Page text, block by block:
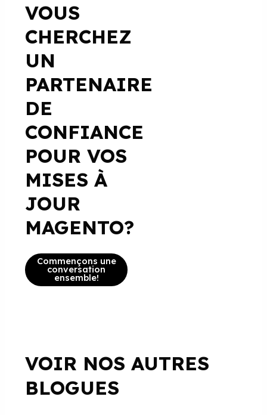
VOUS
CHERCHEZ
UN
PARTENAIRE
DE
CONFIANCE
POUR VOS
MISES À
JOUR
MAGENTO?
Commençons une
conversation
ensemble!
VOIR NOS AUTRES
BLOGUES